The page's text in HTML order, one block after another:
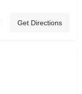
Get Directions